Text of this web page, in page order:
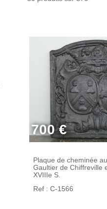
700 €
Plaque de cheminée
Gaultier de Chiffreville
XVIIIe S.
Ref : C-1566